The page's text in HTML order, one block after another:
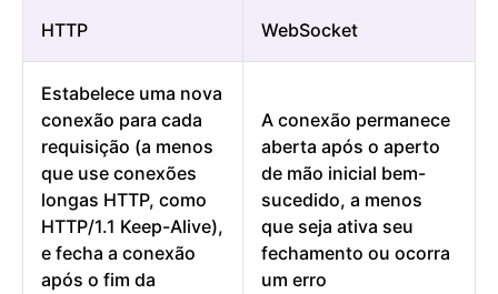
HTTP WebSocket
Estabelece uma nova
conexão para cada
requisição (a menos
que use conexões
longas HTTP, como
HTTP/1.1 Keep-Alive),
e fecha a conexão
após o fim da
A conexão permanece
aberta após o aperto
de mão inicial bem-
sucedido, a menos
que seja ativa seu
fechamento ou ocorra
um erro